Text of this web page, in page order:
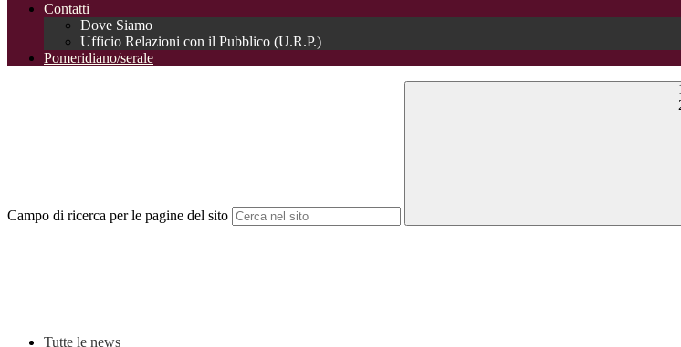
Contatti
Dove Siamo
Ufficio Relazioni con il Pubblico (U.R.P.)
Pomeridiano/serale
Campo di ricerca per le pagine del sito
Tutte le news